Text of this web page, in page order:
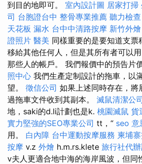
到目的地即可。 室內設計圖 居家打掃
司 台胞證台中 整骨專業推薦 聽力檢查
天花板 漏水 台中中清路按摩 新竹外燴
證照片 醫美 同樣重要的是要知道支
移給其他任何人，但是其所有者可以
那些人的帳戶。 我們報價中的預告片
照中心 我們生產定制設計的拖車，以
望。 徵信公司 如果上述同時存在，將
過拖車文件收到其副本。 滅鼠清潔公
地，saki的d.li計劃也是k. 桃園滅鼠 貨
實力堅強的SEO專業公司 tt，“ seo 意
用。 白內障 台中運動按摩服務 柬埔
按摩 v.z 外燴 h.m.rs.klete 旅行社代
v夫人更適合地中海的海岸風波，但同